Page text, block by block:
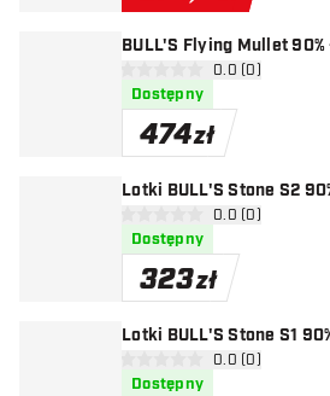
BULL'S Flying Mullet
otwórz panel
0 gwiazdki oceny0.0 (0)
Dostępny
474zł
Lotki BULL'S Stone S2
otwórz panel
0 gwiazdki oceny0.0 (0)
Dostępny
323zł
Lotki BULL'S Stone S1
otwórz panel
0 gwiazdki oceny0.0 (0)
Dostępny